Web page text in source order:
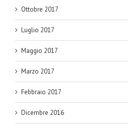
Ottobre 2017
Luglio 2017
Maggio 2017
Marzo 2017
Febbraio 2017
Dicembre 2016